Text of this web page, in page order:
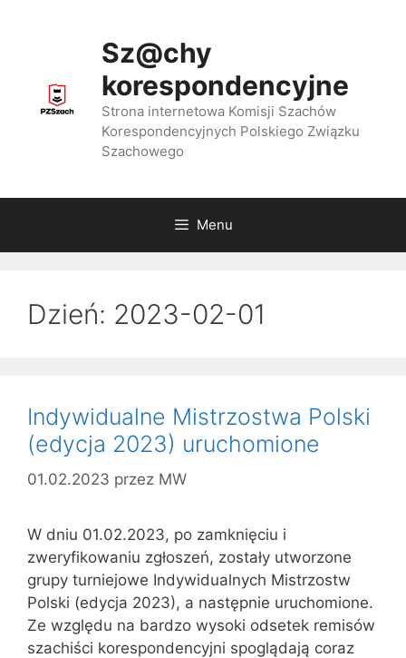
Sz@chy
korespondencyjne
Strona internetowa Komisji Szachów
Korespondencyjnych Polskiego Związku
Szachowego
Menu
Dzień: 2023-02-01
Indywidualne Mistrzostwa Polski
(edycja 2023) uruchomione
01.02.2023 przez MW
W dniu 01.02.2023, po zamknięciu i
zweryfikowaniu zgłoszeń, zostały utworzone
grupy turniejowe Indywidualnych Mistrzostw
Polski (edycja 2023), a następnie uruchomione.
Ze względu na bardzo wysoki odsetek remisów
szachiści korespondencyjni spoglądają coraz